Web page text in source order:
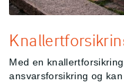
Med en
ansvarsforsikring og